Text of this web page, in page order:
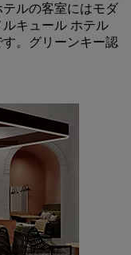
ルの客室にはモダ
キュール ホテル
。グリーンキー認